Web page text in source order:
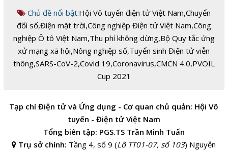
Chủ đề nổi bật:Hội Vô tuyến điện tử Việt Nam,Chuyển
đổi số,Điện mặt trời,Công nghiệp Điện tử Việt Nam,Công
nghiệp Ô tô Việt Nam,Thu phí không dừng,Bộ Quy tắc ứng
xử mạng xã hội,Nông nghiệp số,Tuyển sinh Điện tử viễn
thông,SARS-CoV-2,Covid 19,Coronavirus,CMCN 4.0,PVOIL
Cup 2021
Tạp chí Điện tử và Ứng dụng - Cơ quan chủ quản: Hội Vô
tuyến - Điện tử Việt Nam
Tổng biên tập: PGS.TS Trần Minh Tuấn
Trụ sở chính: Tầng 4, số 9 (Lô TT01-07, số 103) Nguyễn